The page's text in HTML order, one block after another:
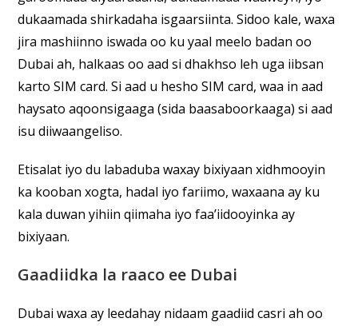
dukaamada shirkadaha isgaarsiinta. Sidoo kale, waxa
jira mashiinno iswada oo ku yaal meelo badan oo
Dubai ah, halkaas oo aad si dhakhso leh uga iibsan
karto SIM card. Si aad u hesho SIM card, waa in aad
haysato aqoonsigaaga (sida baasaboorkaaga) si aad
isu diiwaangeliso.
Etisalat iyo du labaduba waxay bixiyaan xidhmooyin
ka kooban xogta, hadal iyo fariimo, waxaana ay ku
kala duwan yihiin qiimaha iyo faa’iidooyinka ay
bixiyaan.
Gaadiidka la raaco ee Dubai
Dubai waxa ay leedahay nidaam gaadiid casri ah oo